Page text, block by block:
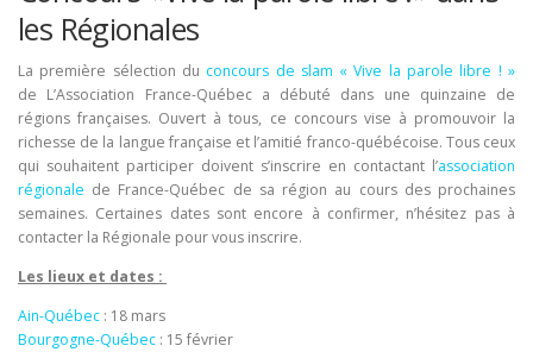
INTRANET
les Régionales
La première sélection du concours de slam « Vive la parole libre ! »
de L’Association France-Québec a débuté dans une quinzaine de
régions françaises. Ouvert à tous, ce concours vise à promouvoir la
richesse de la langue française et l’amitié franco-québécoise. Tous ceux
qui souhaitent participer doivent s’inscrire en contactant l’association
régionale de France-Québec de sa région au cours des prochaines
semaines. Certaines dates sont encore à confirmer, n’hésitez pas à
contacter la Régionale pour vous inscrire.
Les lieux et dates :
Ain-Québec : 18 mars
Bourgogne-Québec : 15 février